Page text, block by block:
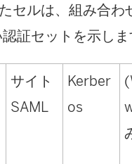
セルは、組み合わ
証セットを示しま
サイト
SAML
Kerber
os